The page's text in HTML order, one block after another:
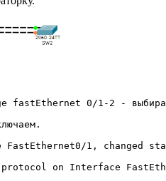
fastEthernet 0/1-2 -
FastEthernet0/1, changed
protocol on Interface